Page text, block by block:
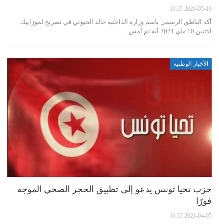
2021-05-10 13:35
أكد الناطق الرسمي باسم وزارة الداخلية خالد الحيوني في تصريح لموزاييك
الاثنين 10 ماي 2021 أنه تم أمس…
الأخبار الوطنية
حزب تحيا تونس يدعو إلى تطبيق الحجر الصحي الموجه
فورًا
2021-04-05 16:33